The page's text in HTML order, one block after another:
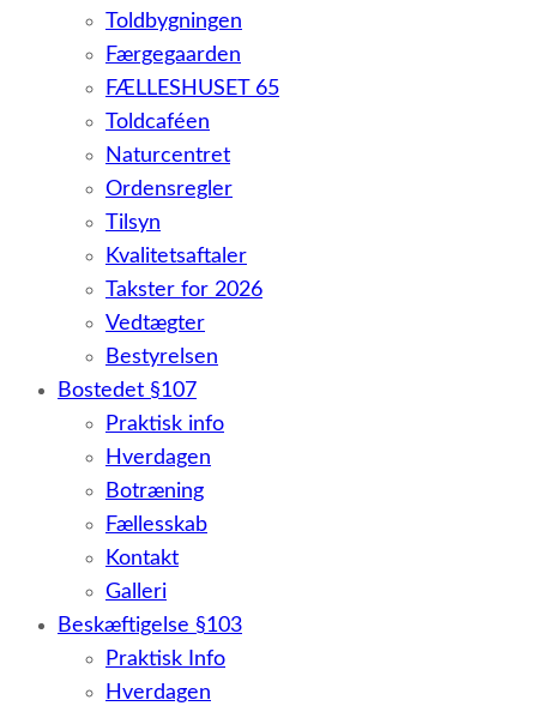
Toldbygningen
Færgegaarden
FÆLLESHUSET 65
Toldcaféen
Naturcentret
Ordensregler
Tilsyn
Kvalitetsaftaler
Takster for 2026
Vedtægter
Bestyrelsen
Bostedet §107
Praktisk info
Hverdagen
Botræning
Fællesskab
Kontakt
Galleri
Beskæftigelse §103
Praktisk Info
Hverdagen